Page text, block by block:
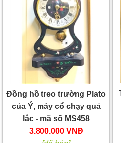
Đồng hồ treo trường Plato
của Ý, máy cổ chạy quả
lắc - mã số MS458
3.800.000 VNĐ